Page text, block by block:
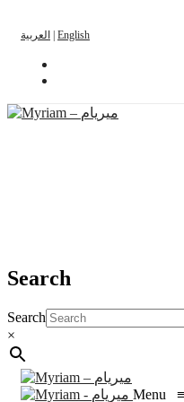
العربية English
Search
Search
×
Menu ≡